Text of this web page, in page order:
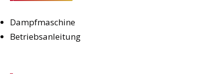
Dampfmaschine
Betriebsanleitung